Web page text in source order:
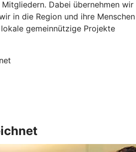
Mitgliedern. Dabei übernehmen wir
in die Region und ihre Menschen
gemeinnützige Projekte